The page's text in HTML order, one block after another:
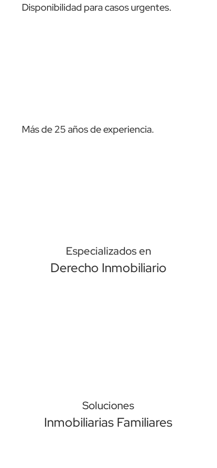
Disponibilidad para casos urgentes.
Más de 25 años de experiencia.
Especializados en
Derecho Inmobiliario
Soluciones
Inmobiliarias Familiares